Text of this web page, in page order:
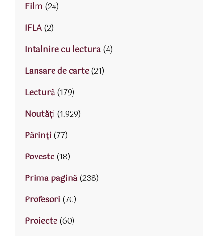
Film (24)
IFLA(2)
Intalnire cu lectura(4)
Lansare de carte(21)
Lectură(179)
Noutăți (1.929)
Părinţi (77)
Poveste(18)
Prima pagină(238)
Profesori (70)
Proiecte(60)